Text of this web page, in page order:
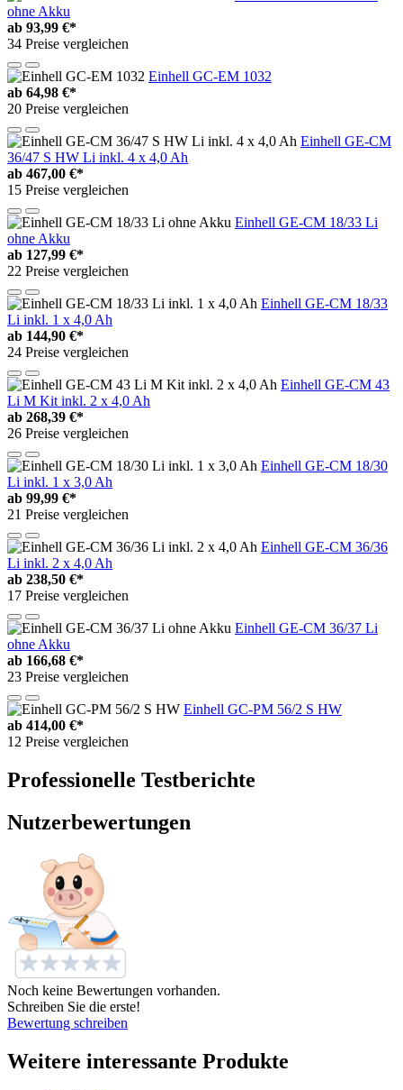
ohne Akku
ab 93,99 €*
34 Preise vergleichen
Einhell GC-EM 1032
ab 64,98 €*
20 Preise vergleichen
Einhell GE-CM
36/47 S HW Li inkl. 4 x 4,0 Ah
ab 467,00 €*
15 Preise vergleichen
Einhell GE-CM 18/33 Li
ohne Akku
ab 127,99 €*
22 Preise vergleichen
Einhell GE-CM 18/33
Li inkl. 1 x 4,0 Ah
ab 144,90 €*
24 Preise vergleichen
Einhell GE-CM 43
Li M Kit inkl. 2 x 4,0 Ah
ab 268,39 €*
26 Preise vergleichen
Einhell GE-CM 18/30
Li inkl. 1 x 3,0 Ah
ab 99,99 €*
21 Preise vergleichen
Einhell GE-CM 36/36
Li inkl. 2 x 4,0 Ah
ab 238,50 €*
17 Preise vergleichen
Einhell GE-CM 36/37 Li
ohne Akku
ab 166,68 €*
23 Preise vergleichen
Einhell GC-PM 56/2 S HW
ab 414,00 €*
12 Preise vergleichen
Professionelle Testberichte
Nutzerbewertungen
Noch keine Bewertungen vorhanden.
Schreiben Sie die erste!
Bewertung schreiben
Weitere interessante Produkte